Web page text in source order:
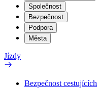
Společnost
Bezpečnost
Podpora
Města
Jízdy
Bezpečnost cestujících